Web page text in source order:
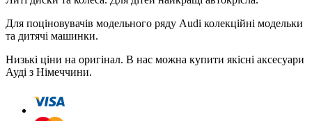
Для поціновувачів модельного ряду Audi колекційні модельки
та дитячі машинки.
Низькі ціни на оригінал. В нас можна купити якісні аксесуари
Ауді з Німеччини.